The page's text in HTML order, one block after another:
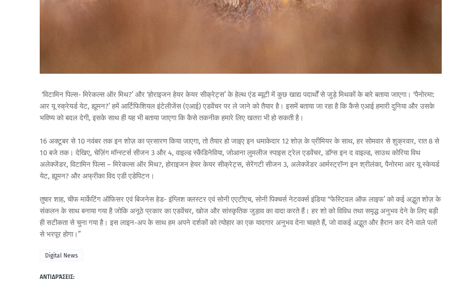
‘विटामिन पिल्स- मिरेकल्स ऑर मिथ?’ और ‘होराइजन हेयर केयर सीक्रेट्स’ के हेल्थ एंड ब्यूटी में कुछ खाद्य पदार्थों से जुड़े मिथकों के बारे बताया जाएगा। ‘पैनोरमा:
आर यू स्क्रेयर्ड येट, ह्यूमन?’ हमें आर्टिफिशियल इंटेलीजेंस (एआई) एडवेंचर पर ले जाने को तैयार है। इसमें बताया जा रहा है कि कैसे एआई हमारी दुनिया और उसके
भविष्य को बदल देगी, इसके साथ ही यह भी बताया जाएगा कि कैसे तकनीक हमारे लिए खतरा भी हो सकती है।
16 अक्टूबर से 10 नवंबर तक इन शोज़ का प्रसारण किया जाएगा, तो तैयार हो जाइए इन धमाकेदार 12 शोज़ के प्रीमियर के साथ, हर सोमवार से शुक्रवार, रात 8 से
10 बजे तक। देखिए, चेज़िंग मॉन्‍स्‍टर्स सीजन 3 और 4, वाइल्ड स्कैंडिनेविया, जोआना लुमलीज स्पाइस ट्रेल एडवेंचर, डॉग्स इन द वाइल्ड, साउथ कोरिया विथ
अलेक्जेंडर, विटामिन पिल्स – मिरेकल्‍स ऑर मिथ?, होराइजन हेयर केयर सीक्रेट्स, सेरेंगटी सीजन 3, अलेक्जेंडर आर्मस्ट्रॉन्ग इन श्रीलंका, पैनोरमा आर यू स्केयर्ड
येट, ह्यूमन? और अफ्रीका विद एडी एडेपिटन।
तुषार शाह, चीफ मार्केटिंग ऑफिसर एवं बिजनेस हेड- इंग्लिश क्लस्टर एवं सोनी एएटीएच, सोनी पिक्चर्स नेटवर्क्स इंडिया “फेस्टिवल ऑफ लाइफ’ को कई अद्भुत शोज़ के
संकलन के साथ बनाया गया है जोकि अनूठे प्रकार का एडवेंचर, खोज और सांस्कृतिक जुड़ाव का वादा करते हैं। हर शो को विविध तथा समृद्ध अनुभव देने के लिए बड़ी
ही सटीकता से चुना गया है। इस लाइन-अप के साथ हम अपने दर्शकों को त्योहार का एक यादगार अनुभव देना चाहते हैं, जो वाकई अद्भुत और हैरान कर देने वाले पलों
से भरपूर होगा।”
Digital News
ΑΝΤΙΔΡΆΣΕΙΣ: